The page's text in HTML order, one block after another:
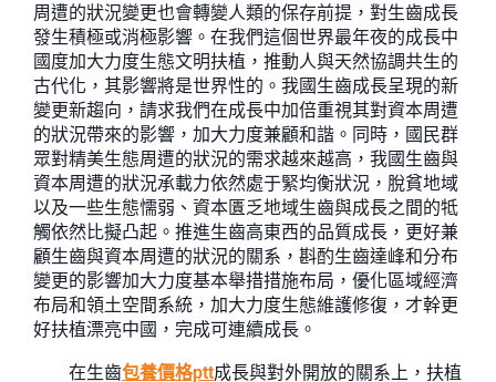
周遭的狀況變更也會轉變人類的保存前提，對生齒成長
發生積極或消極影響。在我們這個世界最年夜的成長中
國度加大力度生態文明扶植，推動人與天然協調共生的
古代化，其影響將是世界性的。我國生齒成長呈現的新
變更新趨向，請求我們在成長中加倍重視其對資本周遭
的狀況帶來的影響，加大力度兼顧和諧。同時，國民群
眾對精美生態周遭的狀況的需求越來越高，我國生齒與
資本周遭的狀況承載力依然處于緊均衡狀況，脫貧地域
以及一些生態懦弱、資本匱乏地域生齒與成長之間的牴
觸依然比擬凸起。推進生齒高東西的品質成長，更好兼
顧生齒與資本周遭的狀況的關系，斟酌生齒達峰和分布
變更的影響加大力度基本舉措措施布局，優化區域經濟
布局和領土空間系統，加大力度生態維護修復，才幹更
好扶植漂亮中國，完成可連續成長。
在生齒包養價格ptt成長與對外開放的關系上，扶植